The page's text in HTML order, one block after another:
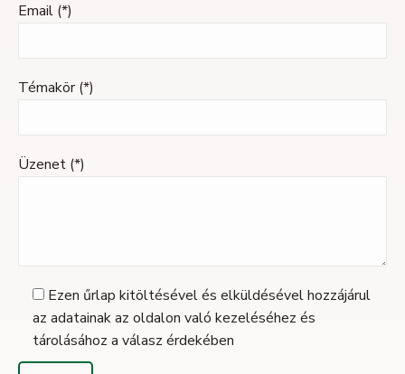
Email (*)
Témakör (*)
Üzenet (*)
Ezen űrlap kitöltésével és elküldésével hozzájárul
az adatainak az oldalon való kezeléséhez és
tárolásához a válasz érdekében